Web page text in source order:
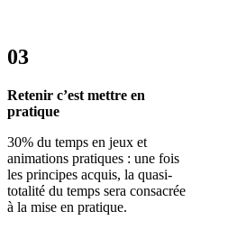
03
Retenir c’est mettre en
pratique
30% du temps en jeux et
animations pratiques : une fois
les principes acquis, la quasi-
totalité du temps sera consacrée
à la mise en pratique.